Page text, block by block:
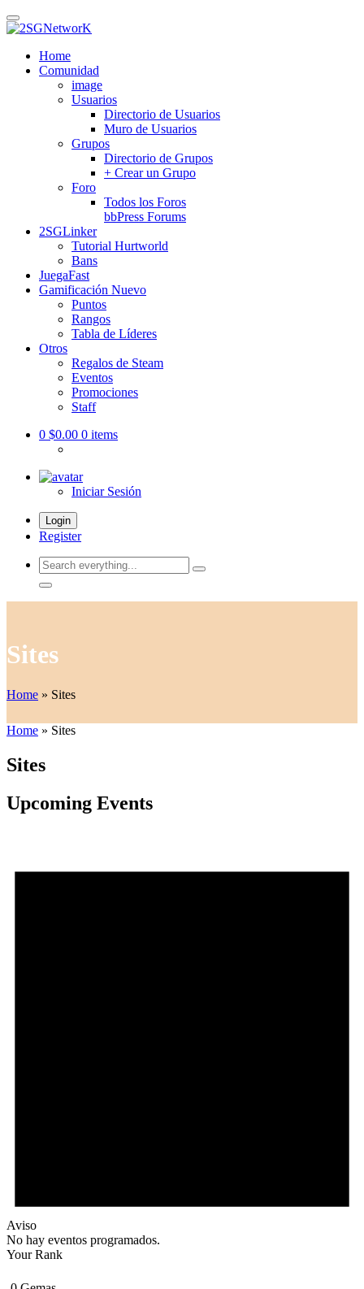
Skip
to
contentHome
Comunidad
image
Usuarios
Directorio de Usuarios
Muro de Usuarios
Grupos
Directorio de Grupos
+ Crear un Grupo
Foro
Todos los Foros
bbPress Forums
2SGLinker
Tutorial Hurtworld
Bans
JuegaFast
Gamificación Nuevo
Puntos
Rangos
Tabla de Líderes
Otros
Regalos de Steam
Eventos
Promociones
Staff
0 $0.00 0 items
Iniciar Sesión
Login
Register
Search
everything...
Sites
Home » Sites
Home » Sites
Sites
Upcoming Events
Aviso
No hay eventos programados.
Your Rank